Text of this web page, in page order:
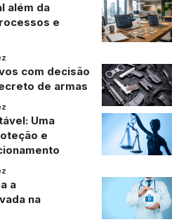
além da
e
com decisão
de armas
Uma
e
a
na